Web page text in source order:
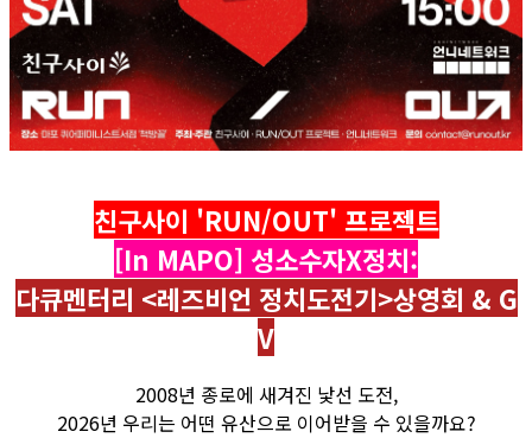
친구사이 'RUN/OUT' 프로젝트
[In MAPO] 성소수자X정치:
다큐멘터리 <레즈비언 정치도전기>상영회 & G
V
2008년 종로에 새겨진 낯선 도전,
2026년 우리는 어떤 유산으로 이어받을 수 있을까요?